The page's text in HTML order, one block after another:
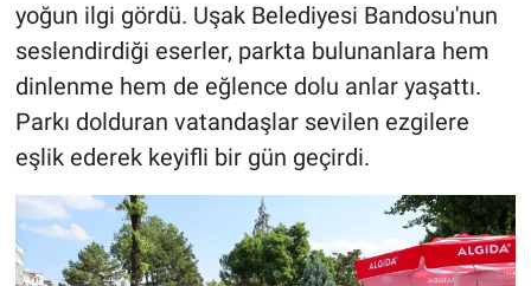
yoğun ilgi gördü. Uşak Belediyesi Bandosu'nun
seslendirdiği eserler, parkta bulunanlara hem
dinlenme hem de eğlence dolu anlar yaşattı.
Parkı dolduran vatandaşlar sevilen ezgilere
eşlik ederek keyifli bir gün geçirdi.